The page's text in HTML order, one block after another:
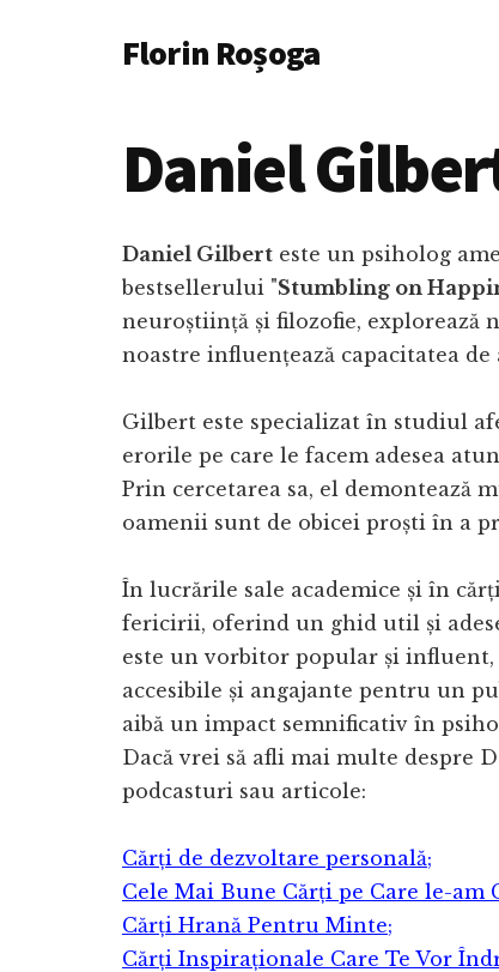
AdditionalFlorin Roșoga
Daniel
Daniel Gilbert este un psiholog
bestsellerului "Stumbling on
neuroștiință și filozofie,
noastre influențează capacitatea
Gilbert este specializat în studiul
erorile pe care le facem adesea
Prin cercetarea sa, el demontează
oamenii sunt de obicei proști în a
În lucrările sale academice și în
fericirii, oferind un ghid util și
este un vorbitor popular și influent,
accesibile și angajante pentru un
aibă un impact semnificativ în
Dacă vrei să afli mai multe despre
podcasturi sau articole:
Cărți de dezvoltare personală;
Cele Mai Bune Cărți pe Care le-am
Cărți Hrană Pentru Minte;
Cărți Inspiraționale Care Te Vor